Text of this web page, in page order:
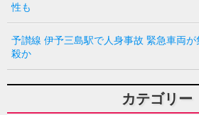
性も
予讃線 伊予三島駅で人身事故 緊急車両
殺か
カテゴリー